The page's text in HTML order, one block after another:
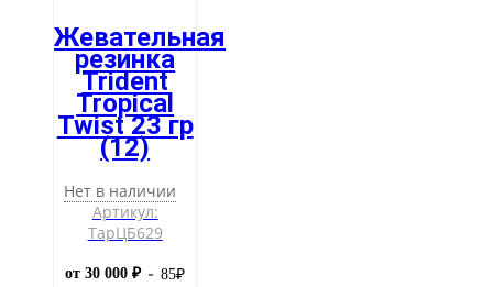
Жевательная
резинка
Trident
Tropical
Twist 23 гр
(12)
Нет в наличии
Артикул:
ТарЦБ629
от 30 000 ₽ 85₽